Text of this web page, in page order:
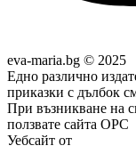
eva-maria.bg © 2025
Едно различно
приказки с дълбок
При възникване на
ползвате сайта ОРС
Уебсайт от